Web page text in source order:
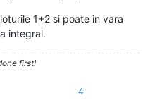
1+2 si poate in vara
integral.
first!
4